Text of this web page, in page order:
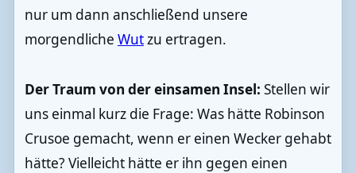
nur um dann anschließend unsere
morgendliche Wutzu ertragen.
Der Traum von der einsamen Insel: Stellen wir
uns einmal kurz die Frage: Was hätte Robinson
Crusoe gemacht, wenn er einen Wecker gehabt
hätte? Vielleicht hätte er ihn gegen einen